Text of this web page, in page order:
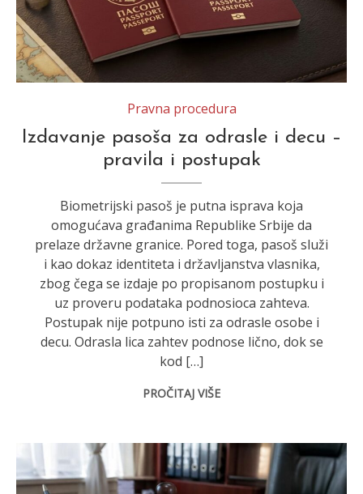
Pravna procedura
Izdavanje pasoša za odrasle i decu –
pravila i postupak
Biometrijski pasoš je putna isprava koja
omogućava građanima Republike Srbije da
prelaze državne granice. Pored toga, pasoš služi
i kao dokaz identiteta i državljanstva vlasnika,
zbog čega se izdaje po propisanom postupku i
uz proveru podataka podnosioca zahteva.
Postupak nije potpuno isti za odrasle osobe i
decu. Odrasla lica zahtev podnose lično, dok se
kod […]
PROČITAJ VIŠE